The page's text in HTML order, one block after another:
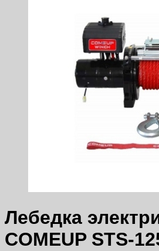
Лебедка
COMEUP STS-